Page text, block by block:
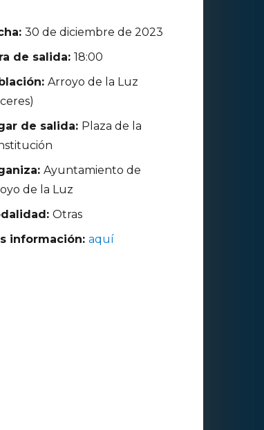
30 de diciembre de 2023
de salida:18:00
Arroyo de la Luz
de salida: Plaza de la
Ayuntamiento de
de la Luz
Otras
información:aquí